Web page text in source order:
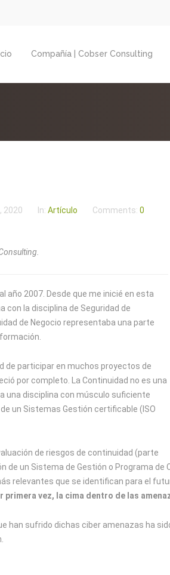
Compañía | Cobser Consulting
2020 In: Artículo Comments: 0
año 2007. Desde que me inicié en esta
con la disciplina de Seguridad de
de Negocio representaba una parte
de participar en muchos proyectos de
por completo. La Continuidad no es una
una disciplina con músculo suficiente
un Sistemas Gestión certificable (ISO
de riesgos de continuidad (parte
de un Sistema de Gestión o Programa
relevantes que se identifican para el
primera vez, la cima dentro de las
han sufrido dichas ciber amenazas ha